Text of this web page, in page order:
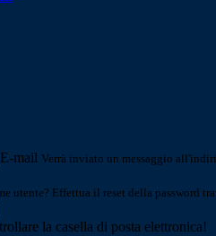
E-mail Verrà inviato un messaggio
utente? Effettua il reset della password
la casella di posta elettronica!